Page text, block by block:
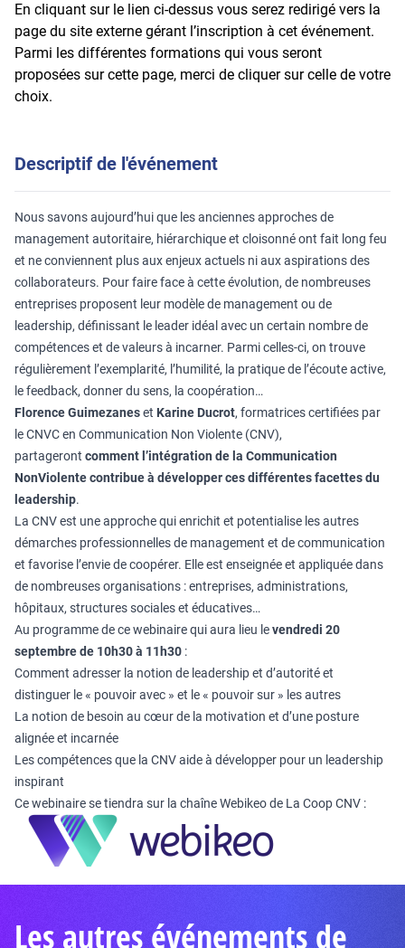
En cliquant sur le lien ci-dessus vous serez redirigé vers la
page du site externe gérant l’inscription à cet événement.
Parmi les différentes formations qui vous seront
proposées sur cette page, merci de cliquer sur celle de votre
choix.
Descriptif de l'événement
Nous savons aujourd’hui que les anciennes approches de
management autoritaire, hiérarchique et cloisonné ont fait long feu
et ne conviennent plus aux enjeux actuels ni aux aspirations des
collaborateurs. Pour faire face à cette évolution, de nombreuses
entreprises proposent leur modèle de management ou de
leadership, définissant le leader idéal avec un certain nombre de
compétences et de valeurs à incarner. Parmi celles-ci, on trouve
régulièrement l’exemplarité, l’humilité, la pratique de l’écoute active,
le feedback, donner du sens, la coopération…
Florence Guimezaneset Karine Ducrot, formatrices certifiées par
le CNVC en Communication Non Violente (CNV),
partageront comment l’intégration de la Communication
NonViolente contribue à développer ces différentes facettes du
leadership.
La CNV est une approche qui enrichit et potentialise les autres
démarches professionnelles de management et de communication
et favorise l’envie de coopérer. Elle est enseignée et appliquée dans
de nombreuses organisations : entreprises, administrations,
hôpitaux, structures sociales et éducatives…
Au programme de ce webinaire qui aura lieu levendredi 20
septembre de 10h30 à 11h30 :
Comment adresser la notion de leadership et d’autorité et
distinguer le « pouvoir avec » et le « pouvoir sur » les autres
La notion de besoin au cœur de la motivation et d’une posture
alignée et incarnée
Les compétences que la CNV aide à développer pour un leadership
inspirant
Ce webinaire se tiendra sur la chaîne Webikeo de La Coop CNV :
Les autres événements de